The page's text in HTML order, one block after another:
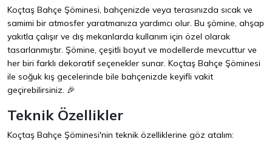
Koçtaş Bahçe Şöminesi, bahçenizde veya terasınızda sıcak ve
samimi bir atmosfer yaratmanıza yardımcı olur. Bu şömine, ahşap
yakıtla çalışır ve dış mekanlarda kullanım için özel olarak
tasarlanmıştır. Şömine, çeşitli boyut ve modellerde mevcuttur ve
her biri farklı dekoratif seçenekler sunar. Koçtaş Bahçe Şöminesi
ile soğuk kış gecelerinde bile bahçenizde keyifli vakit
geçirebilirsiniz. 🎉
Teknik Özellikler
Koçtaş Bahçe Şöminesi'nin teknik özelliklerine göz atalım: